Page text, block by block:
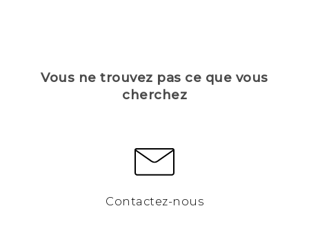
Vous ne trouvez pas ce que vous
cherchez
Contactez-nous